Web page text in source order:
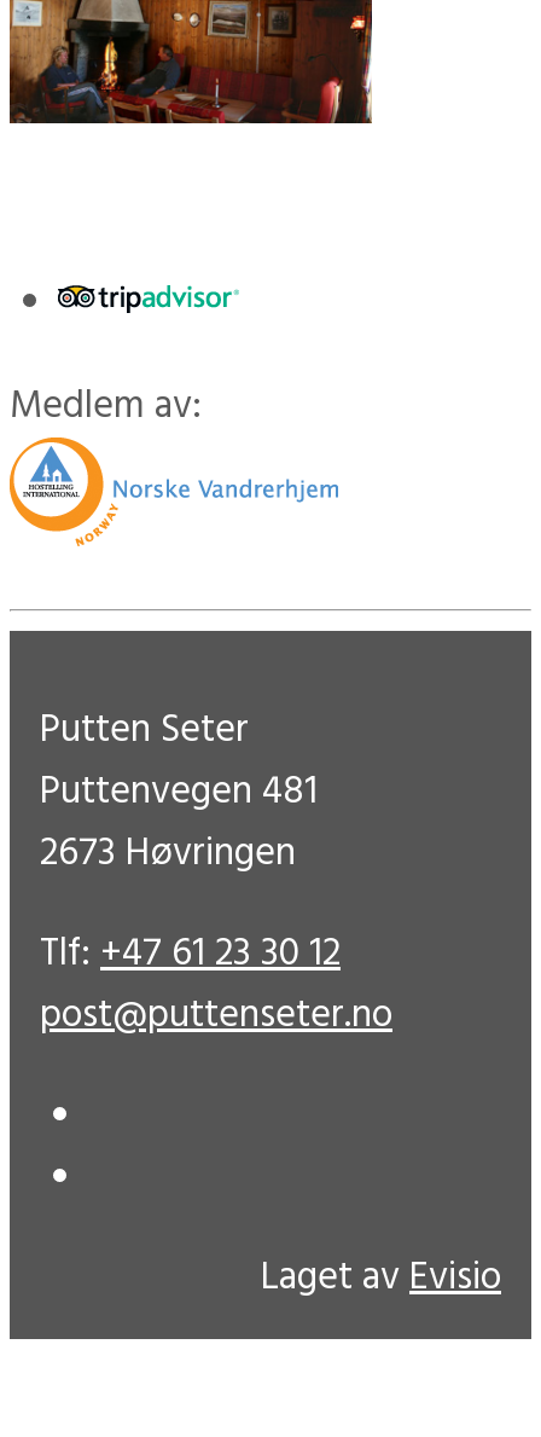
Medlem av:
Putten Seter
Puttenvegen 481
2673 Høvringen
Tlf:+47 61 23 30 12
post@puttenseter.no
Laget avEvisio